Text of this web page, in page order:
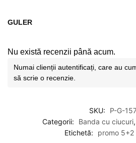
GULER
Nu există recenzii până acum.
Numai clienții autentificați, care au
să scrie o recenzie.
SKU:
P-G-
Categorii:
Banda cu ciucuri,
Etichetă:
promo 5+2